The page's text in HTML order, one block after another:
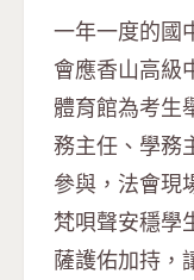
一年一度的國
會應香山高級
體育館為考生
務主任、學務
參與，法會現
梵唄聲安穩學
薩護佑加持，